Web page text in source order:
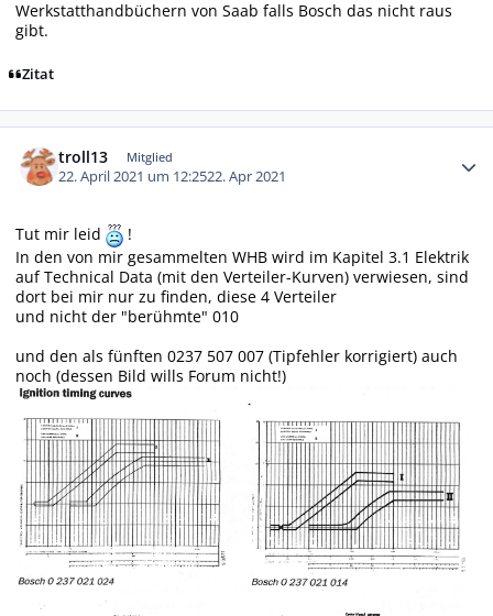
Werkstatthandbüchern von Saab falls Bosch das nicht raus
gibt.
Zitat
troll13 Mitglied
22. April 2021 um 12:2522. Apr 2021
Tut mir leid
!
In den von mir gesammelten WHB wird im Kapitel 3.1 Elektrik
auf Technical Data (mit den Verteiler-Kurven) verwiesen, sind
dort bei mir nur zu finden, diese 4 Verteiler
und nicht der "berühmte" 010
und den als fünften 0237 507 007 (Tipfehler korrigiert) auch
noch (dessen Bild wills Forum nicht!)